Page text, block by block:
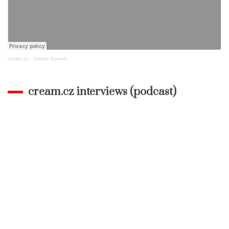
cream.cz · Cream Sound
cream.cz interviews (podcast)